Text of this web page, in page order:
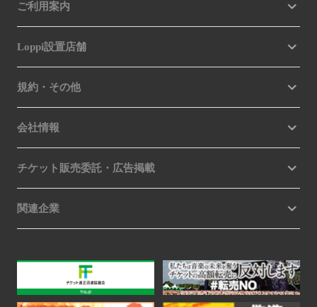
ご利用案内
Loppi設置店舗
規約・その他
会社情報
チケット販売委託・広告掲載
関連企業